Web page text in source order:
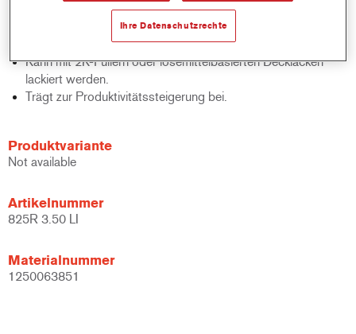
Kann mit Cromax Standardverdünnern verwendet werden.
Zur Abtönung mit AM Centari MasterTints geeignet, bis zu
maximal 5 % des Gewichts.
Kann mit 2K-Füllern oder lösemittelbasierten Decklacken
lackiert werden.
Trägt zur Produktivitätssteigerung bei.
Produktvariante
Not available
Artikelnummer
825R 3.50 LI
Materialnummer
1250063851
Ihre Datenschutzrechte